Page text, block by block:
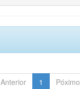
Anterior 1 Póximo